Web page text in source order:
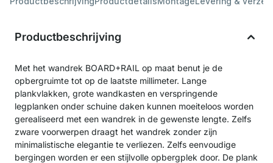
Productbeschrijving
Met het wandrek BOARD+RAIL op maat benut je de
opbergruimte tot op de laatste millimeter. Lange
plankvlakken, grote wandkasten en verspringende
legplanken onder schuine daken kunnen moeiteloos worden
gerealiseerd met een wandrek in de gewenste lengte. Zelfs
zware voorwerpen draagt het wandrek zonder zijn
minimalistische elegantie te verliezen. Zelfs eenvoudige
bergingen worden er een stijlvolle opbergplek door. De plank